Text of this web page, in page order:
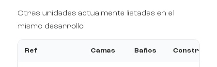
Otras unidades actualmente listadas en el
mismo desarrollo.
Ref Camas Baños